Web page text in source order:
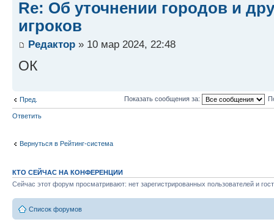
Re: Об уточнении городов и
игроков
Редактор » 10 мар 2024, 22:48
ОК
Пред. Показать сообщения за:
Ответить
Вернуться в Рейтинг-система
КТО СЕЙЧАС НА КОНФЕРЕНЦИИ
Сейчас этот форум просматривают: нет зарегистрированных пользователей и
Список форумов